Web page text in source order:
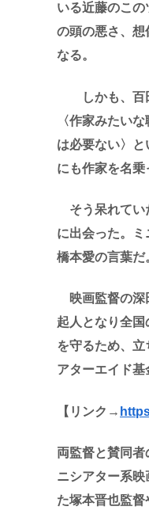
いる近藤のこの
の頭の悪さ、想
なる。
しかも、百田
〈作家みたい
は必要ない〉
にも作家を名乗
そう呆れてい
に出会った。ミ
橋本愛の言葉だ
映画監督の深
起人となり全
を守るため、
アターエイド基
【リンク→
両監督と賛同者
ニシアター系映
た塚本晋也監